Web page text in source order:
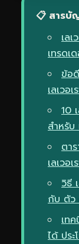
📋 สารบั
เล
เทรดเ
ข้อ
เลเวอ
10
สำหรับ
ตา
เลเวอ
วิธี
กับ ตั
เท
ได้ ปร